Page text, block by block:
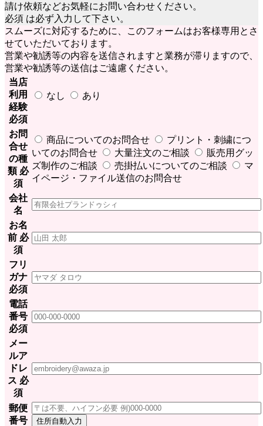
請け依頼などお気軽にお問い合わせください。
必須 は必ず入力して下さい。
スムーズに対応するために、このフォームはお客様専用とさ
せていただいております。
営業や勧誘等の内容を送信されますと業務が滞りますので、
営業や勧誘等の送信はご遠慮ください。
当店
利用
経験
必須
なし あり
お問
合せ
の種
類 必
須
商品についてのお問合せ
プリント・刺繍につ
いてのお問合せ
大量注文のご相談
販売用グッ
ズ制作のご相談
売掛払いについてのご相談
マ
イページ・ファイル送信のお問合せ
会社
名
お名
前 必
須
フリ
ガナ
必須
電話
番号
必須
メー
ルア
ドレ
ス 必
須
郵便
番号
住所自動入力